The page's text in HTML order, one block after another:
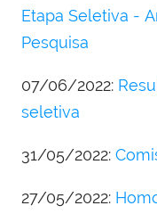
Etapa Seletiva -
Pesquisa
07/06/2022:
seletiva
31/05/2022:
27/05/2022: